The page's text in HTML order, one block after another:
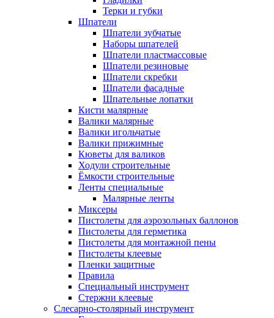
Терки и губки
Шпатели
Шпатели зубчатые
Наборы шпателей
Шпатели пластмассовые
Шпатели резиновые
Шпатели скребки
Шпатели фасадные
Шпательные лопатки
Кисти малярные
Валики малярные
Валики игольчатые
Валики прижимные
Кюветы для валиков
Ходули строительные
Ёмкости строительные
Ленты специальные
Малярные ленты
Миксеры
Пистолеты для аэрозольных баллонов
Пистолеты для герметика
Пистолеты для монтажной пены
Пистолеты клеевые
Пленки защитные
Правила
Специальный инструмент
Стержни клеевые
Слесарно-столярный инструмент